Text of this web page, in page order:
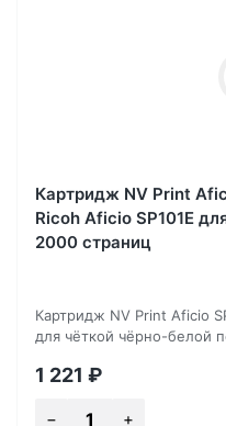
Картридж NV Print
Ricoh Aficio SP101E
2000 страниц
Картридж NV Print Aficio
для чёткой чёрно-белой
1 221 ₽